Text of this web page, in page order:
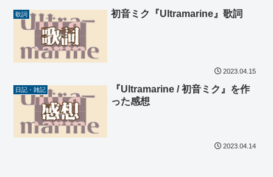
歌詞 初音ミク『Ultramarine』歌詞
2023.04.15
日記・雑記
『Ultramarine / 初音ミク』を作
った感想
2023.04.14